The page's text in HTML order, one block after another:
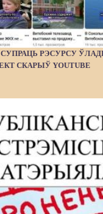
РЭСУРСУ
СКАРЫЎ YOUTUBE